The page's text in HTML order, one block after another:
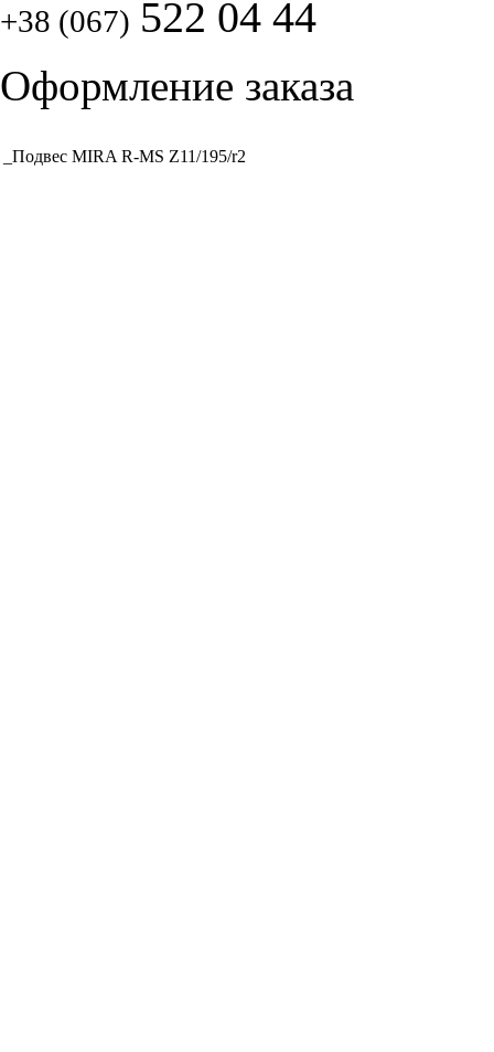
+38 (067) 522 04 44
Оформление заказа
_Подвес MIRA R-MS Z11/195/r2